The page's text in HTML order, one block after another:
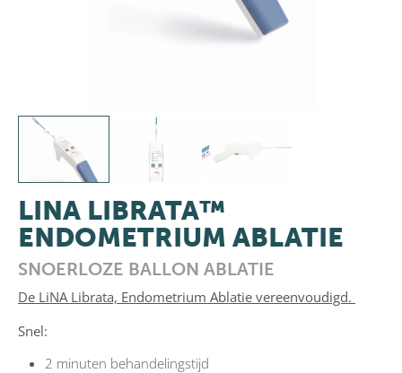
LINA LIBRATA™
ENDOMETRIUM ABLATIE
SNOERLOZE BALLON ABLATIE
De LiNA Librata, Endometrium Ablatie vereenvoudigd.
Snel:
2 minuten behandelingstijd